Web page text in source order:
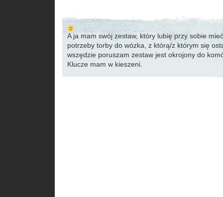
A ja mam swój zestaw, który lubię przy sobie
potrzeby torby do wózka, z którą/z którym się
wszędzie poruszam zestaw jest okrojony do
Klucze mam w kieszeni.